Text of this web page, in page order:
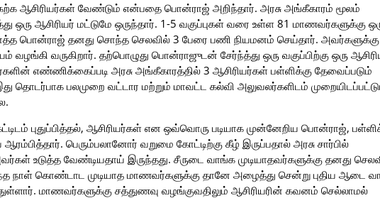
ஆசிரியர்கள் வேண்டும் என்பதை பொன்ராஜ் அறிந்தார். அரசு அங்கீகாரம் மூலம்
ஒரு ஆசிரியர் மட்டுமே ஒருந்தார். 1-5 வகுப்புகள் வரை உள்ள 81 மாணவர்களுக்கு
பொன்ராஜ் தனது சொந்த செலவில் 3 பேரை பணி நியமனம் செய்தார். அவர்களுக்கு
வழங்கி வருகிறார். தற்பொழுது பொன்ராஜுடன் சேர்ந்த்து ஒரு வகுப்பிற்கு ஒரு
எண்ணிக்கைப்படி அரசு அங்கீகாரத்தில் 3 ஆசிரியர்கள் பள்ளிக்கு தேவைப்படும்
தொடர்பாக பலமுறை வட்டார மற்றும் மாவட்ட கல்வி அலுவலர்களிடம்
புதுப்பித்தல், ஆசிரியர்கள் என ஒவ்வொரு படியாக முன்னேறிய பொன்ராஜ்,
பெரும்பலானோர் வறுமை கோட்டிற்கு கீழ் இருப்பதால் அரசு சார்பில்
உடுத்த வேண்டியதாய் இருந்தது. சீருடை வாங்க முடியாதவர்களுக்கு தனது
நாள் கொண்டாட முடியாத மாணவர்களுக்கு தானே அழைத்து சென்று புதிய ஆடை
மாணவர்களுக்கு சத்துணவு வழங்குவதிலும் ஆசிரியரின் கவனம் செல்லாமல்